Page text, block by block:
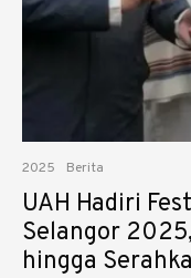
2025 Berita
UAH Hadiri
Selangor
hingga